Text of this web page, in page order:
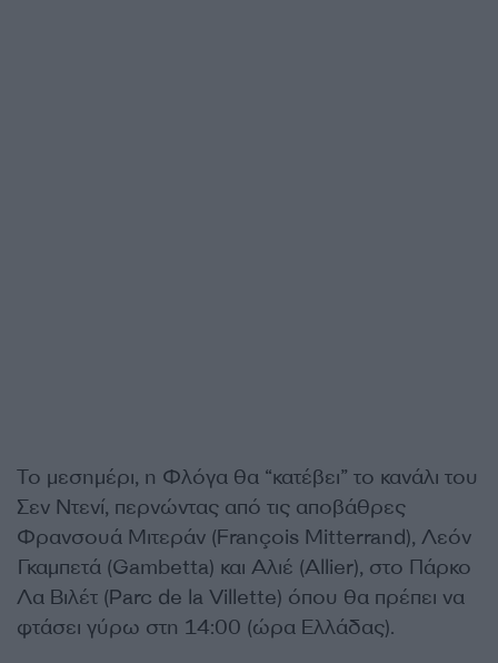
Το μεσημέρι, η Φλόγα θα “κατέβει” το κανάλι του
Σεν Ντενί, περνώντας από τις αποβάθρες
Φρανσουά Μιτεράν (François Mitterrand), Λεόν
Γκαμπετά (Gambetta) και Αλιέ (Allier), στο Πάρκο
Λα Βιλέτ (Parc de la Villette) όπου θα πρέπει να
φτάσει γύρω στη 14:00 (ώρα Ελλάδας).